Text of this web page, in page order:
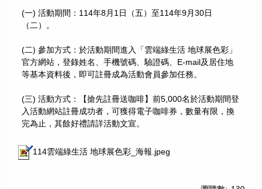
(一) 活動期間：114年8月1日（五）至114年9月30日
（二）。
(二) 參加方式：於活動期間進入「雲端綠生活 地球展色彩」
官方網站，登錄姓名、手機號碼、驗證碼、E-mail及居住地
等基本資料後，即可註冊成為活動會員參加任務。
(三) 活動方式：【搶先註冊送咖啡】前5,000名於活動期間登
入活動網站註冊成功者，可獲得電子咖啡券，數量有限，換
完為止，其餘好禮請詳活動文宣。
114雲端綠生活 地球展色彩_海報.jpeg